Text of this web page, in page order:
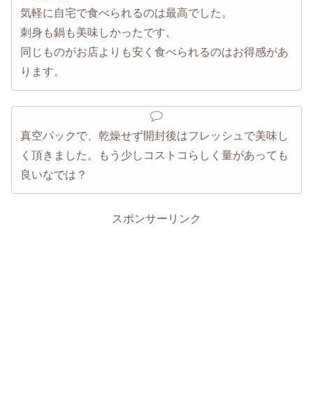
気軽に自宅で食べられるのは最高でした。
刺身も鍋も美味しかったです。
同じものがお店よりも安く食べられるのはお得感があ
ります。
真空パックで、乾燥せず開封後はフレッシュで美味し
く頂きました。もう少しコストコらしく量があっても
良いなでは？
スポンサーリンク